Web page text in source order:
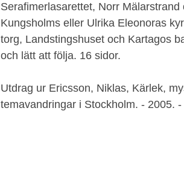
Serafimerlasarettet, Norr
Kungsholms eller Ulrika Eleonoras
torg, Landstingshuset och Kartagos
och lätt att följa. 16 sidor.
Utdrag ur Ericsson, Niklas, Kärlek,
temavandringar i Stockholm. - 2005.